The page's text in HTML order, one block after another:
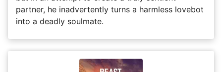
partner, he inadvertently turns a harmless lovebot
into a deadly soulmate.